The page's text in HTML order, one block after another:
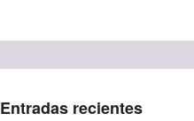
Entradas recientes